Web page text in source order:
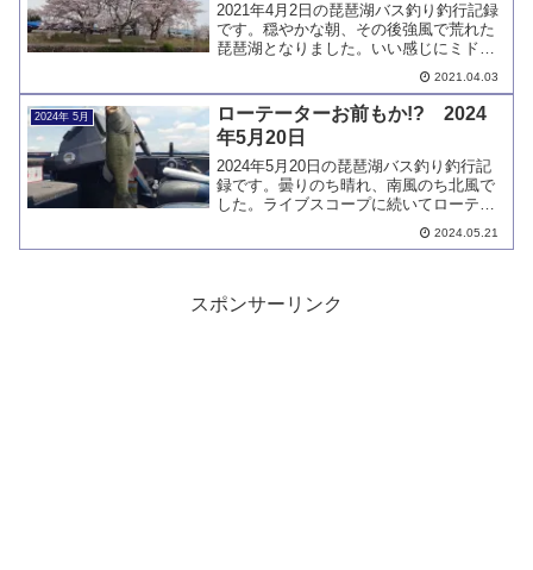
2021年4月2日の琵琶湖バス釣り釣行記録
です。穏やかな朝、その後強風で荒れた
琵琶湖となりました。いい感じにミドス
トでバスをキャッチしましたが、風が吹
いてからは全くダメでした。釣行後、ト
レーラーに亀裂が見つかり衝撃を受けま
した。
2021.04.03
2024年 5月
ローテーターお前もか!? 2024
年5月20日
2024年5月20日の琵琶湖バス釣り釣行記
録です。曇りのち晴れ、南風のち北風で
した。ライブスコープに続いてローテー
ターまで壊れる事態となりました。釣果
は良型を含めて3本、久し振りにちゃんと
2024.05.21
スポンサーリンク